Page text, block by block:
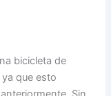
bicicleta de
que esto